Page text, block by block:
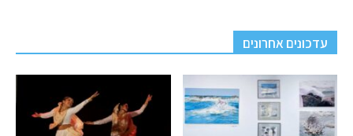
עדכונים אחרונים